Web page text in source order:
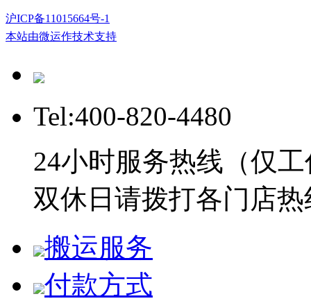
沪ICP备11015664号-1
本站由微运作技术支持
Tel:400-820-4480
24小时服务热线（仅
双休日请拨打各门店
搬运服务
付款方式